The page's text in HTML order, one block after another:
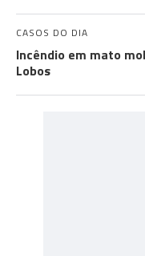
CASOS DO DIA
Incêndio em mato
Lobos